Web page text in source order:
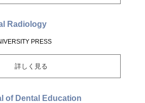
Radiology
PRESS
詳しく見る
of Dental Education